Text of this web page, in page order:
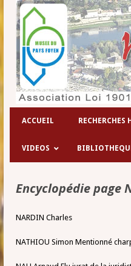
ACCUEIL
VIDEOS
Encyclopédie page
NARDIN Charles
NATHIOU Simon Mentionné